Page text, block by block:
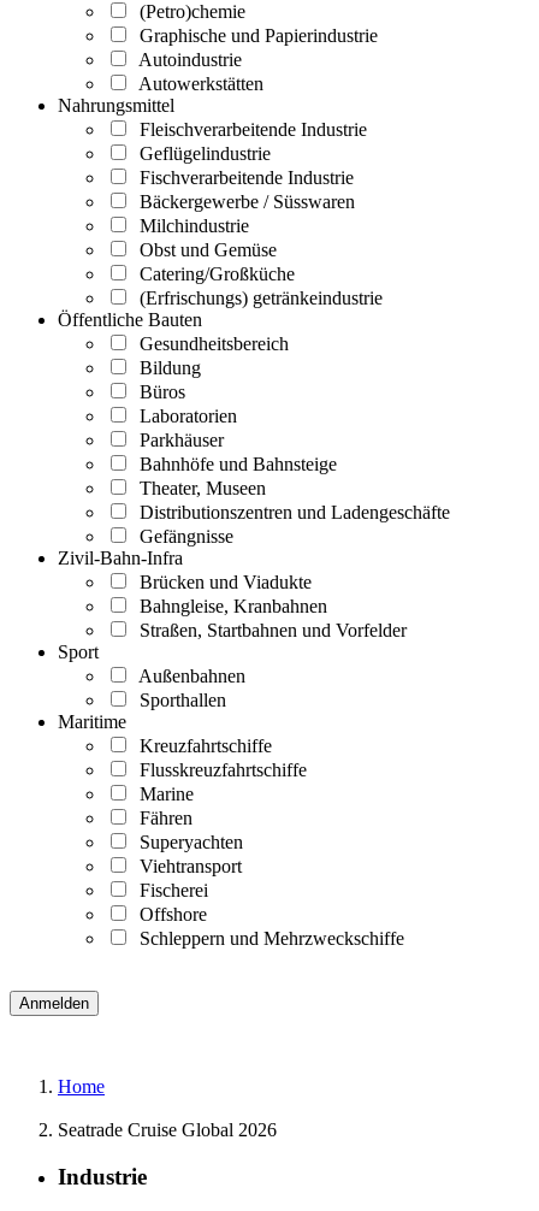
(Petro)chemie
Graphische und Papierindustrie
Autoindustrie
Autowerkstätten
Nahrungsmittel
Fleischverarbeitende Industrie
Geflügelindustrie
Fischverarbeitende Industrie
Bäckergewerbe / Süsswaren
Milchindustrie
Obst und Gemüse
Catering/Großküche
(Erfrischungs) getränkeindustrie
Öffentliche Bauten
Gesundheitsbereich
Bildung
Büros
Laboratorien
Parkhäuser
Bahnhöfe und Bahnsteige
Theater, Museen
Distributionszentren und Ladengeschäfte
Gefängnisse
Zivil-Bahn-Infra
Brücken und Viadukte
Bahngleise, Kranbahnen
Straßen, Startbahnen und Vorfelder
Sport
Außenbahnen
Sporthallen
Maritime
Kreuzfahrtschiffe
Flusskreuzfahrtschiffe
Marine
Fähren
Superyachten
Viehtransport
Fischerei
Offshore
Schleppern und Mehrzweckschiffe
Home
Seatrade Cruise Global 2026
Industrie